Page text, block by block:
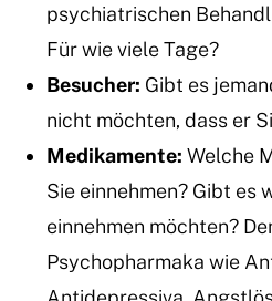
psychiatrischen
Für wie viele Tage?
Besucher: Gibt es
nicht möchten, dass er
Medikamente: Welche
Sie einnehmen? Gibt es
einnehmen möchten?
Psychopharmaka wie